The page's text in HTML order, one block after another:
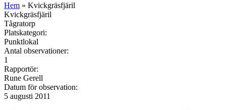
Hem » Kvickgräsfjäril
Kvickgräsfjäril
Tågratorp
Platskategori:
Punktlokal
Antal observationer:
1
Rapportör:
Rune Gerell
Datum för observation:
5 augusti 2011